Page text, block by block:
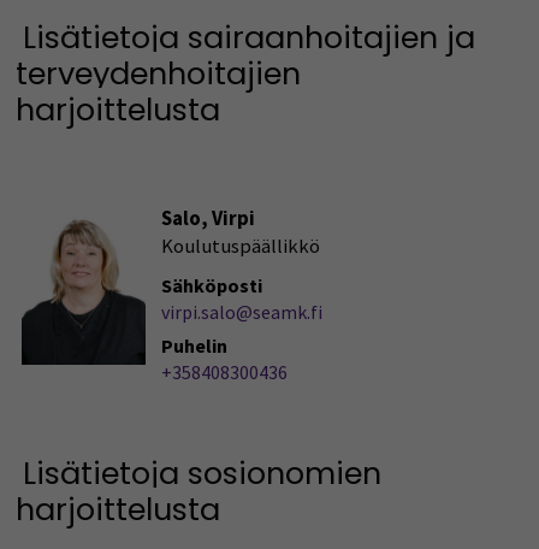
Lisätietoja sairaanhoitajien ja
terveydenhoitajien
harjoittelusta
Salo, Virpi
Koulutuspäällikkö
Sähköposti
virpi.salo@seamk.fi
Puhelin
+358408300436
Lisätietoja sosionomien
harjoittelusta